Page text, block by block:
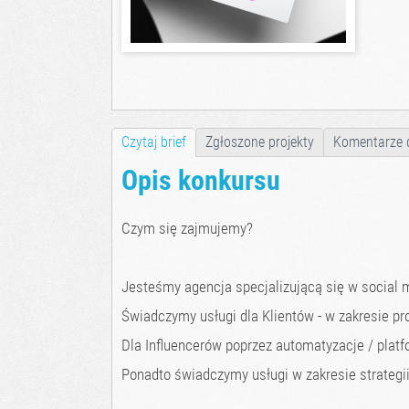
Czytaj brief Zgłoszone projekty Komentarze
Opis konkursu
Czym się zajmujemy?
Jesteśmy agencja specjalizującą się w social
Świadczymy usługi dla Klientów - w zakresie
Dla Influencerów poprzez automatyzacje /
Ponadto świadczymy usługi w zakresie